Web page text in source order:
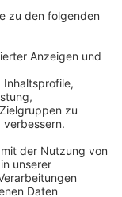
Erstmals
Heizung
Bürger, die
der
Service-
bis